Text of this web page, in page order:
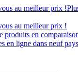
au meilleur prix !
au meilleur prix !
produits en
en ligne dans neuf pays